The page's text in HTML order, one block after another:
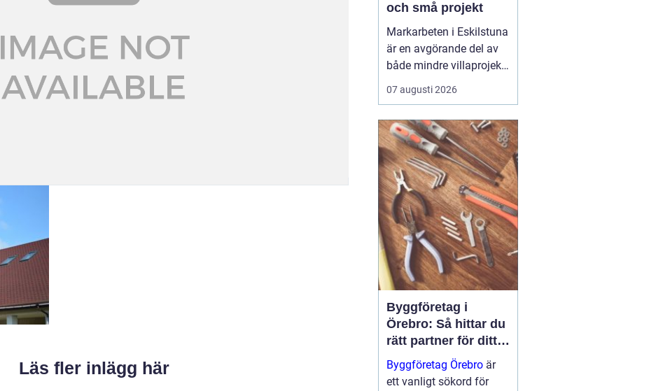
Läs fler inlägg här
och små projekt
Markarbeten i Eskilstuna
är en avgörande del av
både mindre villaprojekt
och större
byggsatsningar, och rätt
en stabil grund för allt
som ska byggas
ovanpå. När marken
förbere...
07 augusti 2026
Byggföretag i
Örebro: Så hittar du
rätt partner för ditt
projekt
Byggföretag Örebro är
ett vanligt sökord för